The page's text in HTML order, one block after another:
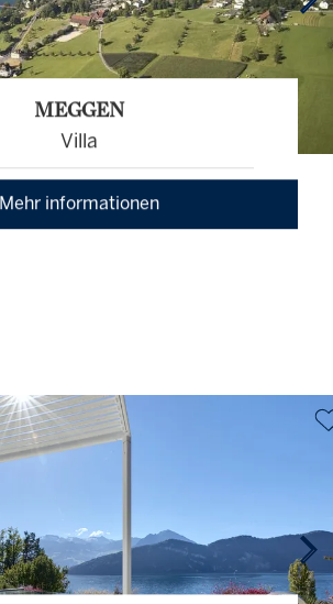
MEGGEN
Villa
Mehr informationen